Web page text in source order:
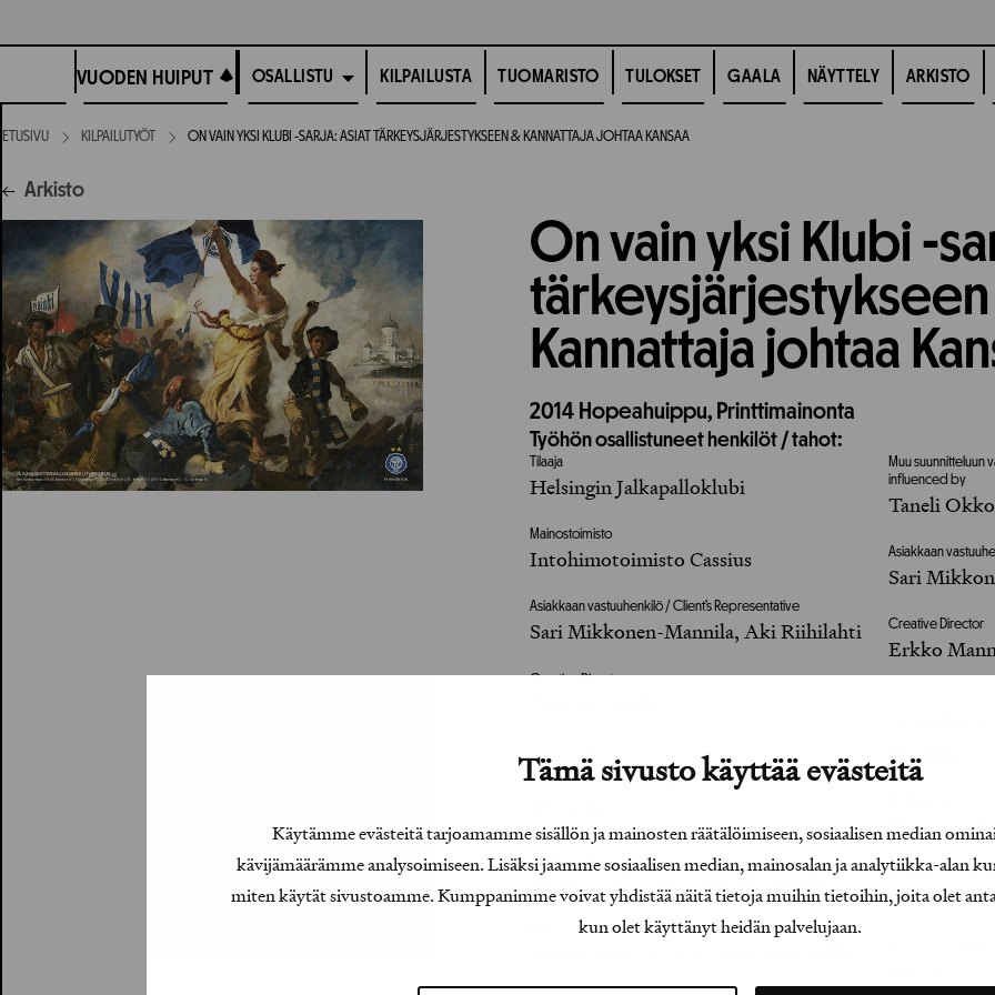
Tämä sivusto käyttää evästeitä
Käytämme evästeitä tarjoamamme sisällön ja mainosten räätälöimiseen, sosiaalisen median
kävijämäärämme analysoimiseen. Lisäksi jaamme sosiaalisen median, mainosalan ja analytiikka-alan
miten käytät sivustoamme. Kumppanimme voivat yhdistää näitä tietoja muihin tietoihin, joita olet
kun olet käyttänyt heidän palvelujaan.
suoraan
VUODEN HUIPUT
VUODEN HUIPUT OSALLISTU KILPAILUSTA TUOMARISTO TULOKSET GAALA NÄYTTELY ARKISTO
ETUSIVU KILPAILUTYÖT ON VAIN YKSI KLUBI -SARJA: ASIAT TÄRKEYSJÄRJESTYKSEEN & KANNATTAJA JOHTAA KANSAA
Arkisto
On vain yksi Klubi -
Kannattaja johtaa
2014 Hopeahuippu, Printtimainonta
Työhön osallistuneet henkilöt / tahot:
Tilaaja
Helsingin Jalkapalloklubi
Mainostoimisto
Intohimotoimisto Cassius
Asiakkaan vastuuhenkilö / Client’s Representative
Sari Mikkonen-Mannila, Aki Riihilahti
Creative Director
Antti Tuominen, Axa Fahler, Erkko
Art Director
Hermanni Kanerva, Tuukka Tujula
Projektijohtaja / Project Manager
Muu suunnitteluun
influenced by
Taneli
Asiakkaan
Sari
Creative Director
Erkko
Mannila
Hermanni
Projektijohtaja /
Heikki